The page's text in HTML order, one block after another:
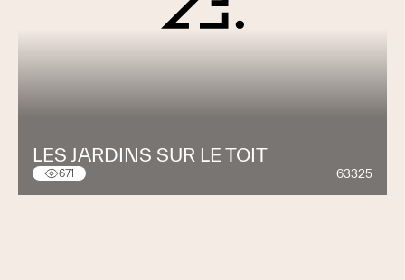
LES JARDINS SUR LE TOIT
671 63325